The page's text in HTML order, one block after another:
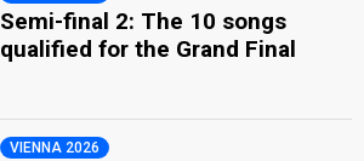
Semi-final 2: The 10 songs
qualified for the Grand Final
VIENNA 2026